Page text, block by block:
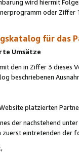
wird hiermit
oder
für das
Umsätze
den in Ziffer 3
beschriebenen
platzierten
der nachstehend
eintretenden der